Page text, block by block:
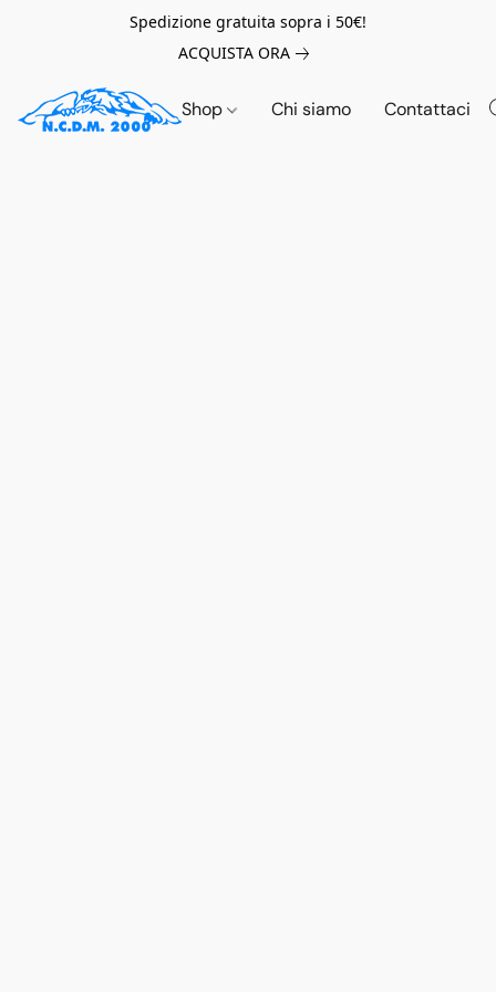
Spedizione gratuita sopra i 50€!
ACQUISTA ORA
Shop Chi siamo Contattaci